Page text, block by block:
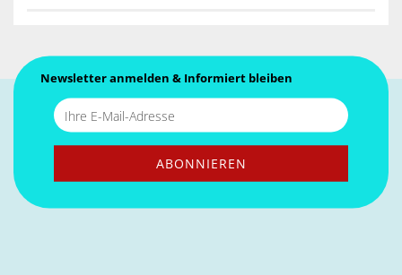
Newsletter anmelden & Informiert bleiben